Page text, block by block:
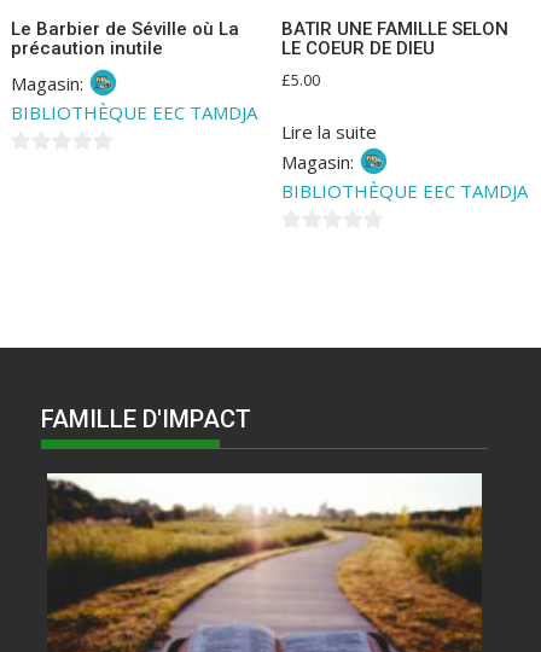
Le Barbier de Séville où La
précaution inutile
Magasin:
BIBLIOTHÈQUE EEC TAMDJA
BATIR UNE FAMILLE SELON
LE COEUR DE DIEU
£5.00
Lire la suite
Magasin:
BIBLIOTHÈQUE EEC TAMDJA
FAMILLE D'IMPACT